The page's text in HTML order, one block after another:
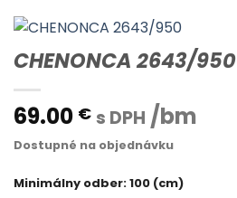
CHENONCA 2643/950
69.00 € s DPH /bm
Dostupné na objednávku
Minimálny odber: 100 (cm)